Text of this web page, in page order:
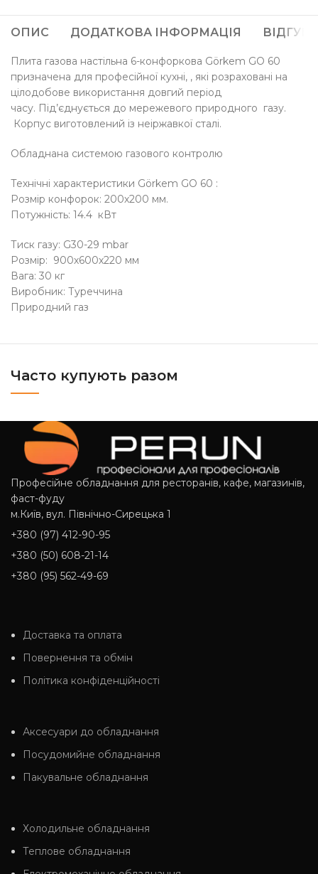
ОПИС ДОДАТКОВА ІНФОРМАЦІЯ
Плита газова настільна 6-конфоркова Görkem GO 60
призначена для професійної кухні, , які розраховані на
цілодобове використання довгий період
часу. Під’єднується до мережевого природного газу.
Корпус виготовлений із неіржавкої сталі.
Обладнана системою газового контролю
Технічні характеристики Görkem GO 60 :
Розмір конфорок: 200х200 мм.
Потужність: 14.4 кВт
Тиск газу: G30-29 mbar
Розмір: 900х600х220 мм
Вага: 30 кг
Виробник: Туреччина
Природний газ
Часто купують разом
Професійне обладнання для ресторанів, кафе, магазинів,
фаст-фуду
м.Київ, вул. Північно-Сирецька 1
+380 (97) 412-90-95
+380 (50) 608-21-14
+380 (95) 562-49-69
Доставка та оплата
Повернення та обмін
Політика конфіденційності
Аксесуари до обладнання
Посудомийне обладнання
Пакувальне обладнання
Холодильне обладнання
Теплове обладнання